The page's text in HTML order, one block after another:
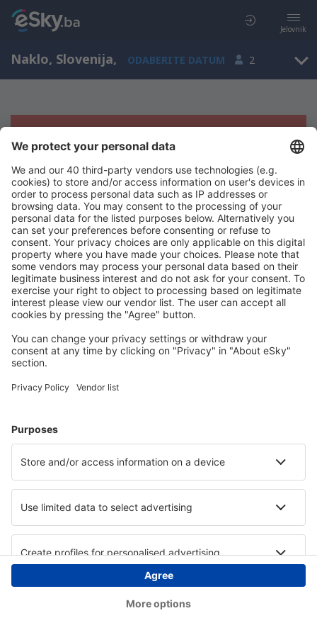
Jelovnik
Naklo, Slovenija, ODABERITE DATUM 2
Žao nam je, ne možemo da prikažemo
rezultate
Pokušajte još jednom kad izaberete druge kriterijume
Copyright © eSky.ba. Sva prava zadržana.